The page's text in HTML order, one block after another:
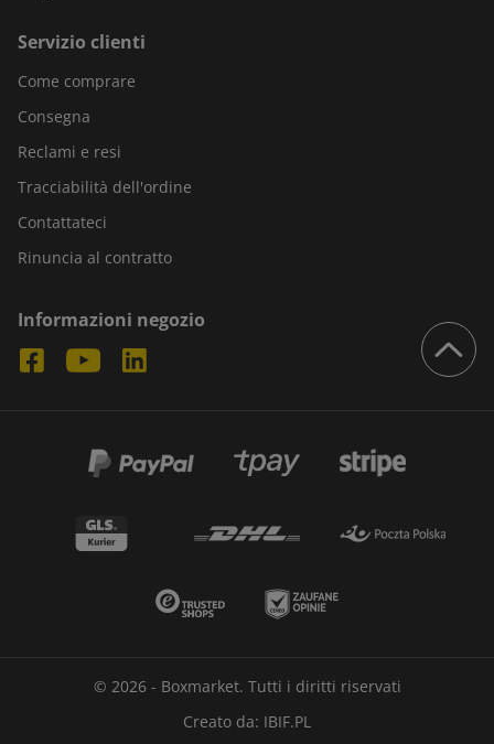
Servizio clienti
Come comprare
Consegna
Reclami e resi
Tracciabilità dell'ordine
Contattateci
Rinuncia al contratto
Informazioni negozio
© 2026 - Boxmarket. Tutti i diritti riservati
Creato da: IBIF.PL